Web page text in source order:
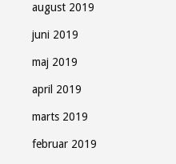
august 2019
juni 2019
maj 2019
april 2019
marts 2019
februar 2019